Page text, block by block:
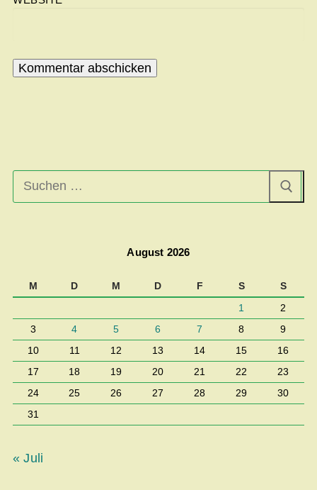
Suchen
nach:
August 2026
M D M D F S S
1
2
3
4 5 6 7 8
9
10
11 12 13 14 15
16
17
18 19 20 21 22
23
24
25 26 27 28 29
30
31
« Juli